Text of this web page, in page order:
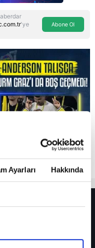
Ayarları Hakkında
'ye
Abone Ol
gelmişti
için olay sözler!